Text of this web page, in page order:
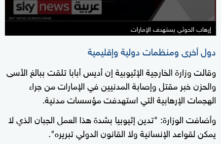
إرهاب الحوثي يستهدف الإمارات
دول أخرى ومنظمات دولية وإقليمية
وقالت وزارة الخارجية الإثيوبية إن أديس أبابا تلقت ببالغ الأسى
والحزن خبر مقتل وإصابة المدنيين في الإمارات من جراء
الهجمات الإرهابية التي استهدفت مؤسسات مدنية.
وأضافت الوزارة: "تدين إثيوبيا بشدة هذا العمل الجبان الذي لا
يمكن لقواعد الإنسانية ولا القانون الدولي تبريره".